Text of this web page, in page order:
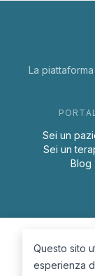
La
Sei un
Sei un
Blog
Questo sito
esperienza